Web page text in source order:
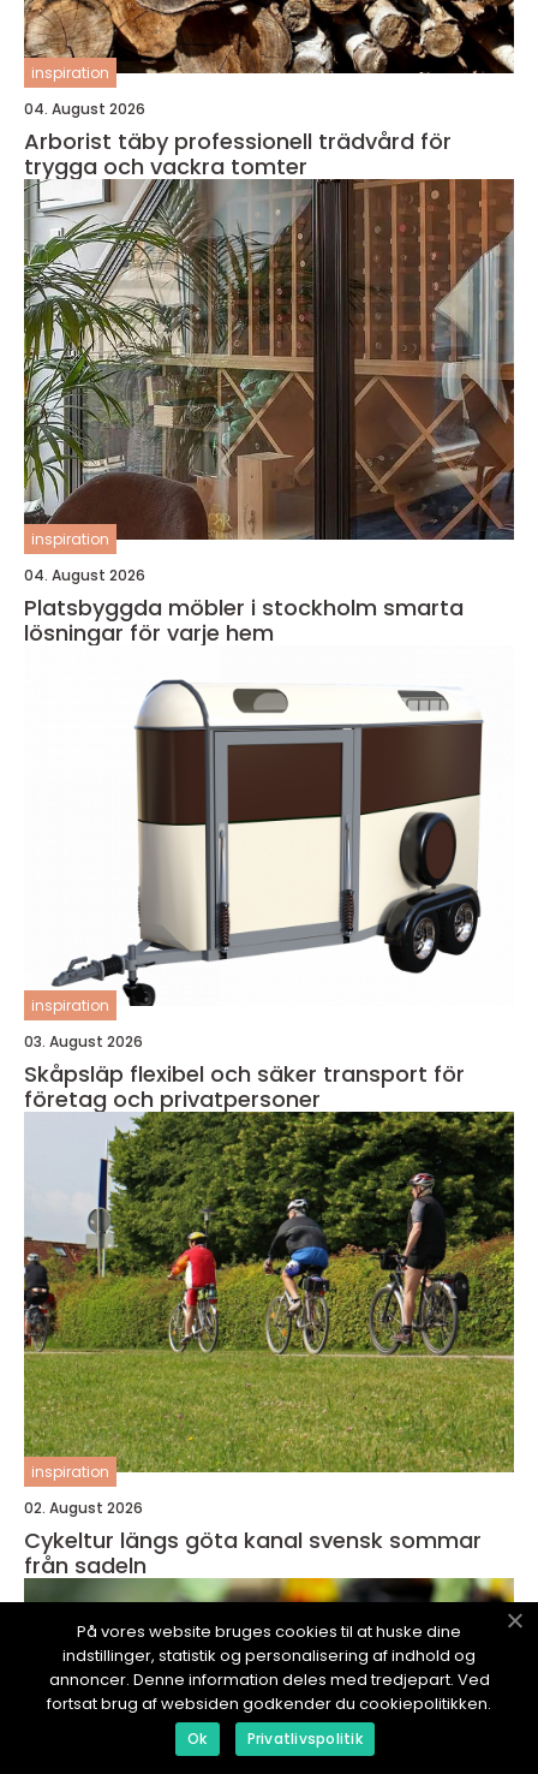
inspiration
04. August 2026
Arborist täby professionell trädvård för
trygga och vackra tomter
inspiration
04. August 2026
Platsbyggda möbler i stockholm smarta
lösningar för varje hem
inspiration
03. August 2026
Skåpsläp flexibel och säker transport för
företag och privatpersoner
inspiration
02. August 2026
Cykeltur längs göta kanal svensk sommar
från sadeln
På vores website bruges cookies til at huske dine
indstillinger, statistik og personalisering af indhold og
annoncer. Denne information deles med tredjepart. Ved
fortsat brug af websiden godkender du cookiepolitikken.
Ok Privatlivspolitik